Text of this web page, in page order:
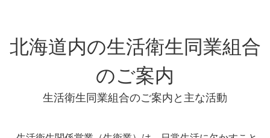
北海道内の生活衛生同業組合
のご案内
生活衛生同業組合のご案内と主な活動